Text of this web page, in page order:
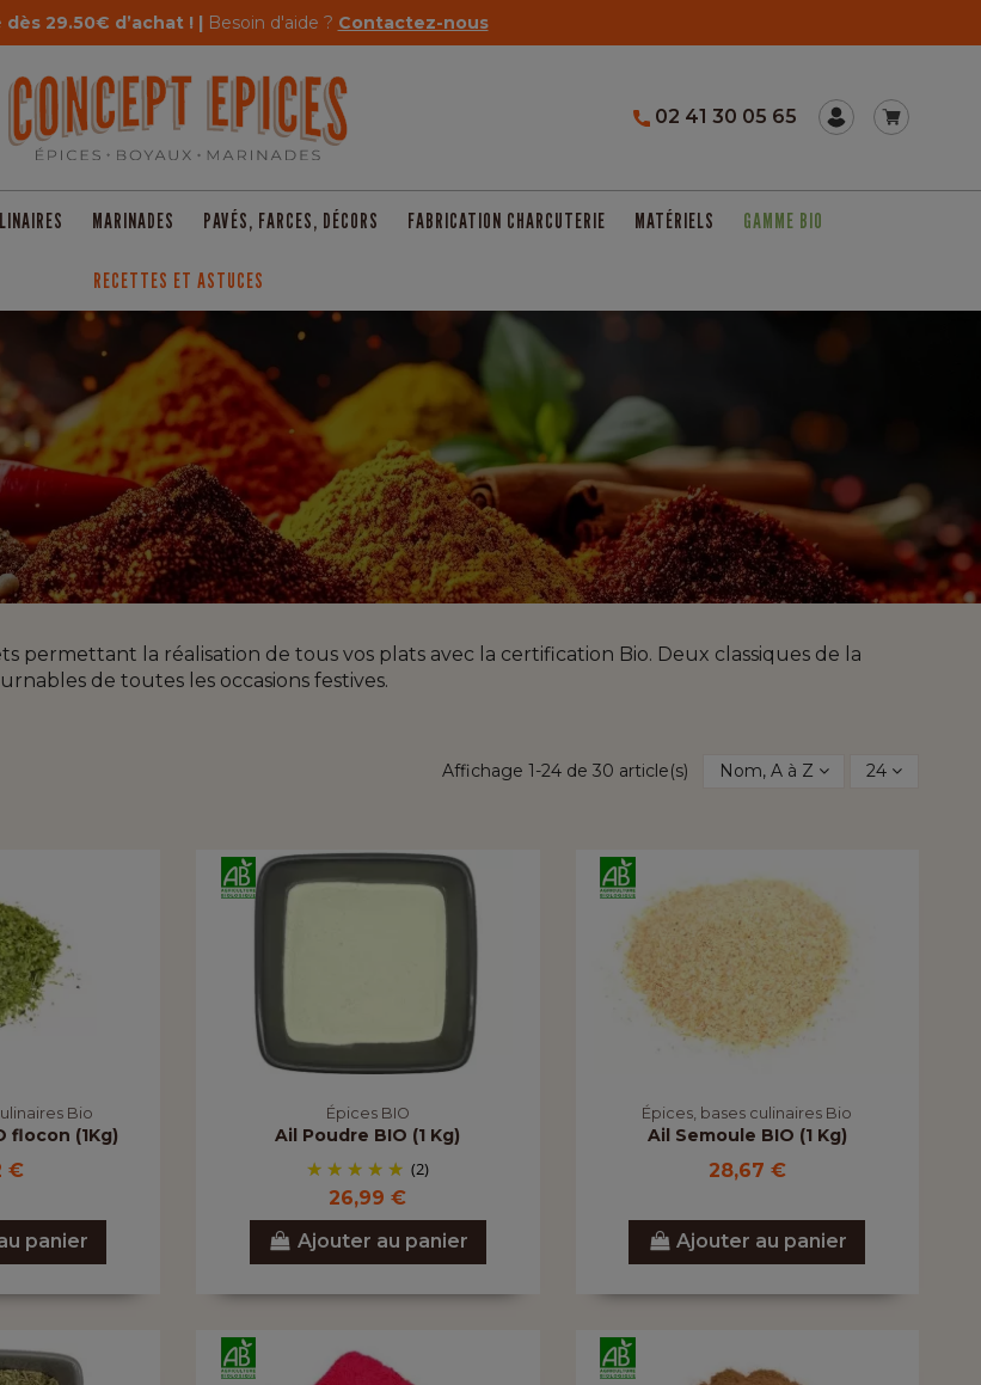
dès 29.50€ d’achat ! | Besoin d'aide ? Contactez-nous
02 41 30 05 65
MARINADES PAVÉS, FARCES, DÉCORS FABRICATION CHARCUTERIE MATÉRIELS GAMME BIO
RECETTES ET ASTUCES
permettant la réalisation de tous vos plats avec la certification Bio. Deux classiques de la
de toutes les occasions festives.
Affichage 1-24 de 30 article(s) Nom, A à Z 24
Bio
flocon (1Kg)
€
panier
Épices BIO
Ail Poudre BIO (1 Kg)
(2)
26,99 €
Ajouter au panier
Épices, bases culinaires Bio
Ail Semoule BIO (1 Kg)
28,67 €
Ajouter au panier